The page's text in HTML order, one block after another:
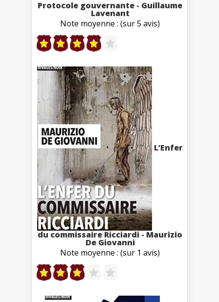
Protocole gouvernante - Guillaume
Lavenant
Note moyenne : (sur 5 avis)
L’Enfer
du commissaire Ricciardi - Maurizio
De Giovanni
Note moyenne : (sur 1 avis)